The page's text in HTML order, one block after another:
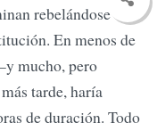
rebelándose
En menos de
mucho, pero
tarde, haría
de duración. Todo